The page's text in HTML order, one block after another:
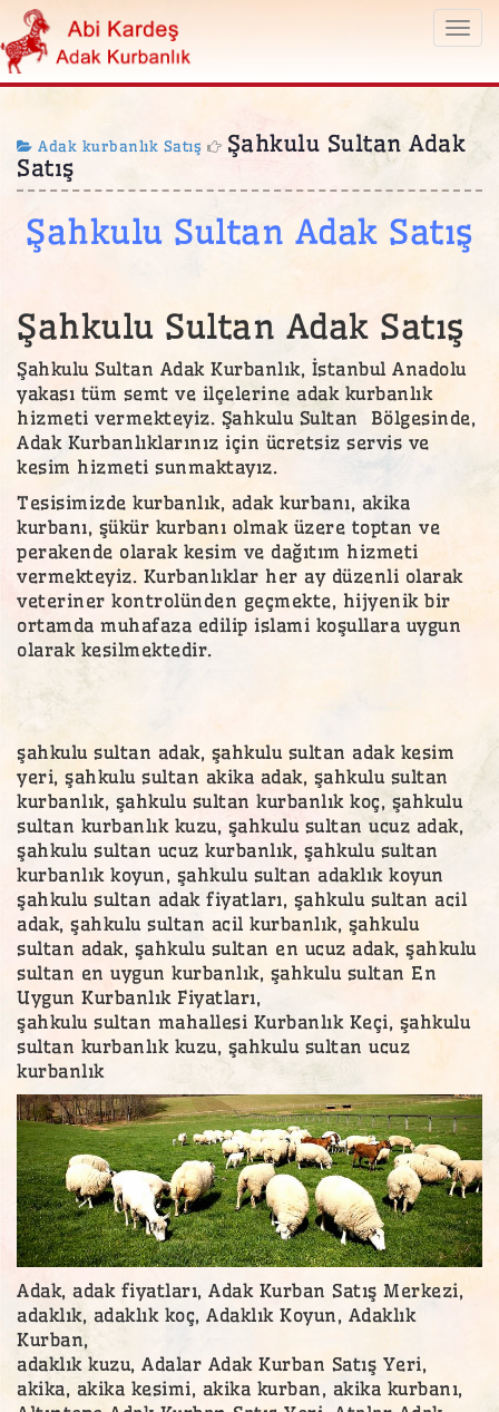
Adak kurbanlık Satış
Şahkulu Sultan Adak
Satış
Şahkulu Sultan Adak Satış
Şahkulu Sultan Adak Satış
Şahkulu Sultan Adak Kurbanlık, İstanbul Anadolu
yakası tüm semt ve ilçelerine adak kurbanlık
hizmeti vermekteyiz. Şahkulu Sultan Bölgesinde,
Adak Kurbanlıklarınız için ücretsiz servis ve
kesim hizmeti sunmaktayız.
Tesisimizde kurbanlık, adak kurbanı, akika
kurbanı, şükür kurbanı olmak üzere toptan ve
perakende olarak kesim ve dağıtım hizmeti
vermekteyiz. Kurbanlıklar her ay düzenli olarak
veteriner kontrolünden geçmekte, hijyenik bir
ortamda muhafaza edilip islami koşullara uygun
olarak kesilmektedir.
şahkulu sultan adak, şahkulu sultan adak kesim
yeri, şahkulu sultan akika adak, şahkulu sultan
kurbanlık, şahkulu sultan kurbanlık koç, şahkulu
sultan kurbanlık kuzu, şahkulu sultan ucuz adak,
şahkulu sultan ucuz kurbanlık, şahkulu sultan
kurbanlık koyun, şahkulu sultan adaklık koyun
şahkulu sultan adak fiyatları, şahkulu sultan acil
adak, şahkulu sultan acil kurbanlık, şahkulu
sultan adak, şahkulu sultan en ucuz adak, şahkulu
sultan en uygun kurbanlık, şahkulu sultan En
Uygun Kurbanlık Fiyatları,
şahkulu sultan mahallesi Kurbanlık Keçi, şahkulu
sultan kurbanlık kuzu, şahkulu sultan ucuz
kurbanlık
Adak, adak fiyatları, Adak Kurban Satış Merkezi,
adaklık, adaklık koç, Adaklık Koyun, Adaklık
Kurban,
adaklık kuzu, Adalar Adak Kurban Satış Yeri,
akika, akika kesimi, akika kurban, akika kurbanı,